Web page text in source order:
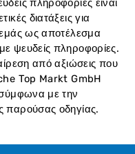
πληροφορίες είναι
διατάξεις για
ως αποτέλεσμα
ψευδείς πληροφορίες.
από αξιώσεις που
Top Markt GmbH
με την
οδηγίας.